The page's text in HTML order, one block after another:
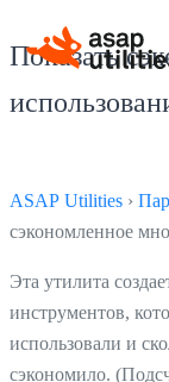
Показать
ASAP Utilities ›
сэкономленное
Эта утилита
инструментов,
использовали и
сэкономило.